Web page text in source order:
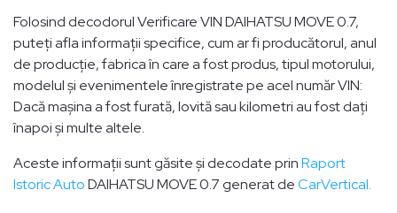
Folosind decodorul Verificare VIN DAIHATSU MOVE 0.7,
puteți afla informații specifice, cum ar fi producătorul, anul
de producție, fabrica în care a fost produs, tipul motorului,
modelul și evenimentele înregistrate pe acel număr VIN:
Dacă mașina a fost furată, lovită sau kilometri au fost dați
înapoi și multe altele.
Aceste informații sunt găsite și decodate prinRaport
Istoric AutoDAIHATSU MOVE 0.7 generat deCarVertical.